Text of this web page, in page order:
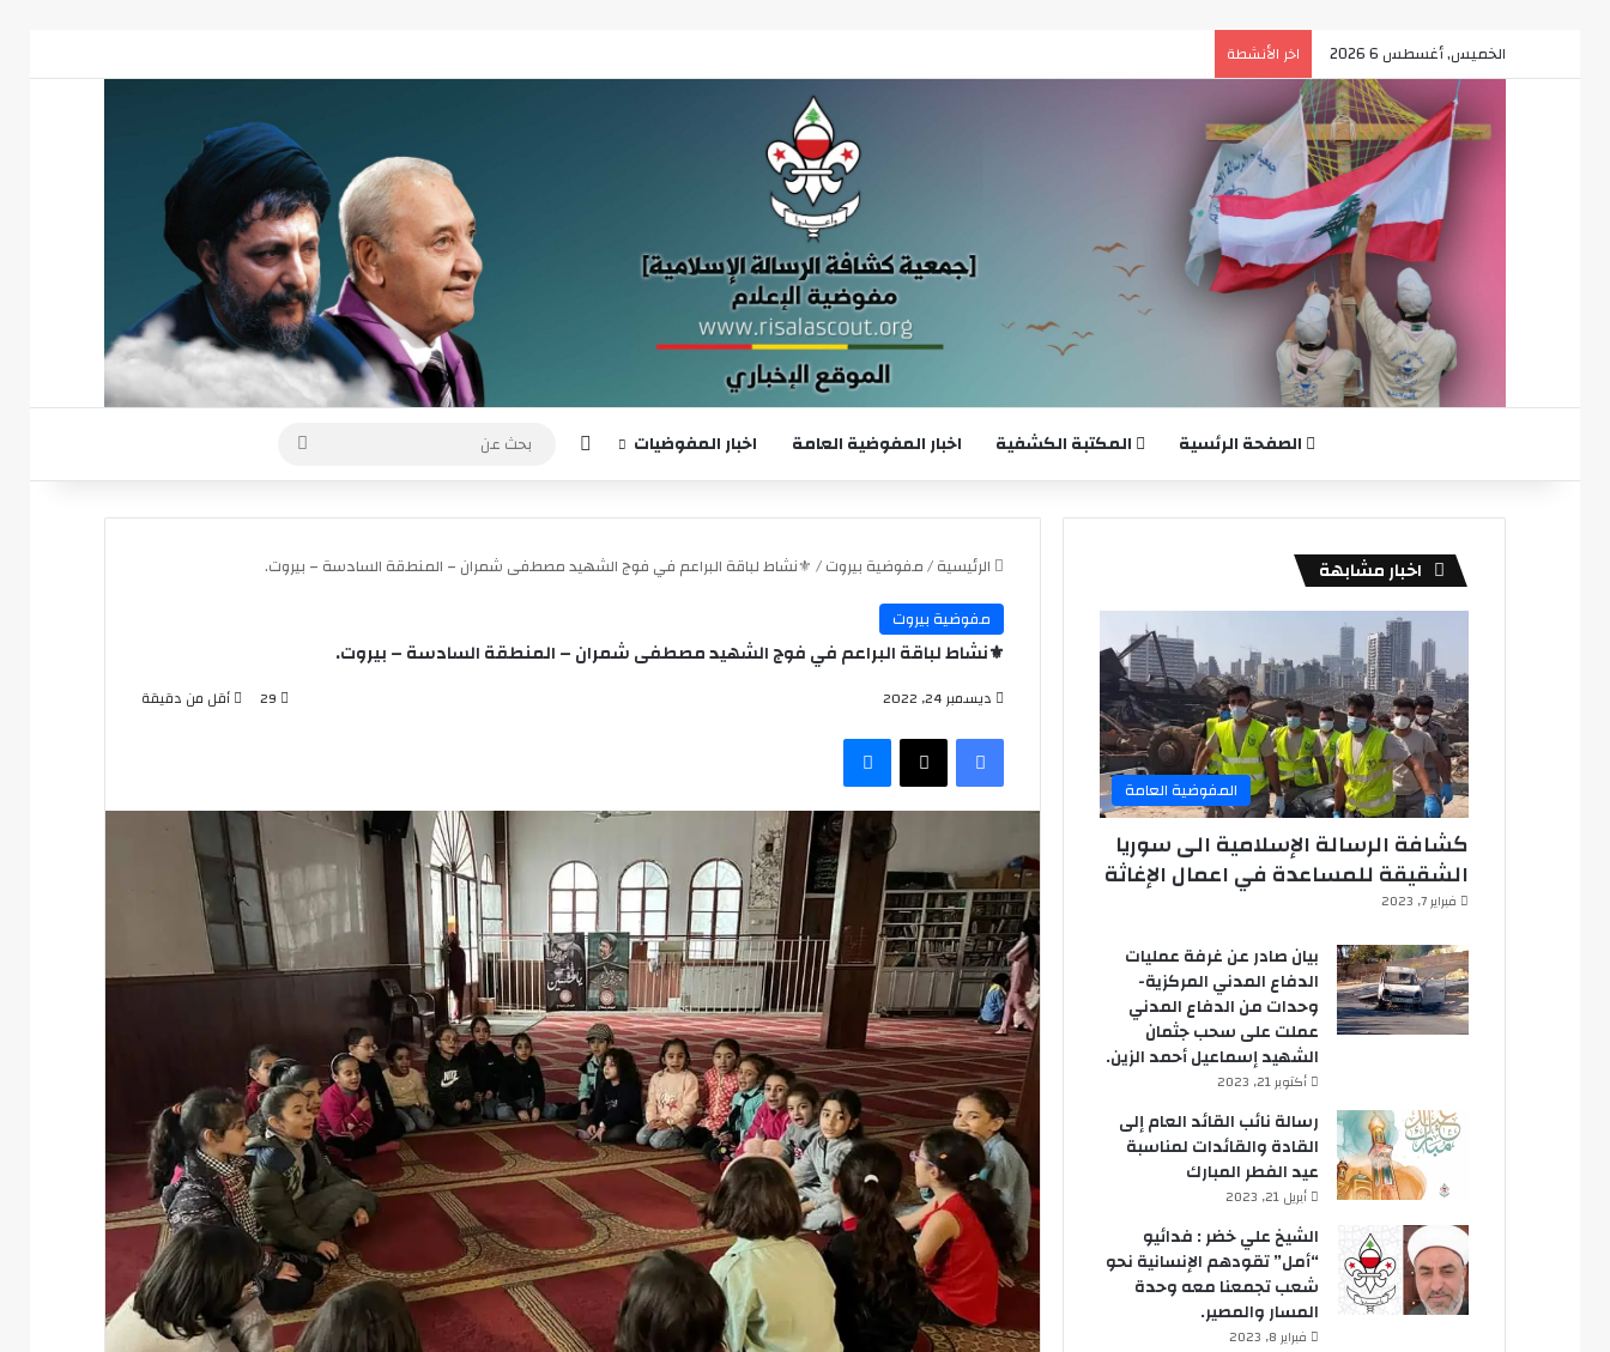
الخميس, أغسطس 6 2026 اخر الأنشطة
الصفحة الرئسية المكتبة الكشفية اخبار المفوضية العامة اخبار المفوضيات إضافة عمود جانبي
عن
الرئيسية/مفوضية بيروت/ ⚜️نشاط لباقة البراعم في فوج الشهيد مصطفى شمران – المنطقة السادسة – بيروت.
مفوضية بيروت
⚜️نشاط لباقة البراعم في فوج الشهيد مصطفى شمران – المنطقة السادسة – بيروت.
ديسمبر 24, 2022 29 أقل من دقيقة
فيسبوك
‫X ماسنجر
اخبار مشابهة
المفوضية العامة
كشافة الرسالة الإسلامية الى سوريا
الشقيقة للمساعدة في اعمال الإغاثة
فبراير 7, 2023
بيان صادر عن غرفة عمليات
الدفاع المدني المركزية-
وحدات من الدفاع المدني
عملت على سحب جثمان
الشهيد إسماعيل أحمد الزين.
أكتوبر 21, 2023
رسالة نائب القائد العام إلى
القادة والقائدات لمناسبة
عيد الفطر المبارك
أبريل 21, 2023
الشيخ علي خضر : فدائيو
“أمل” تقودهم الإنسانية نحو
شعب تجمعنا معه وحدة
المسار والمصير.
فبراير 8, 2023